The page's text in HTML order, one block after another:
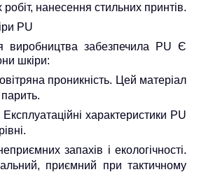
нанесення стильних принтів.
PU
виробництва забезпечила
PU Є
шкіри:
проникність. Цей матеріал
характеристики PU
запахів і екологічності.
приємний при тактичному